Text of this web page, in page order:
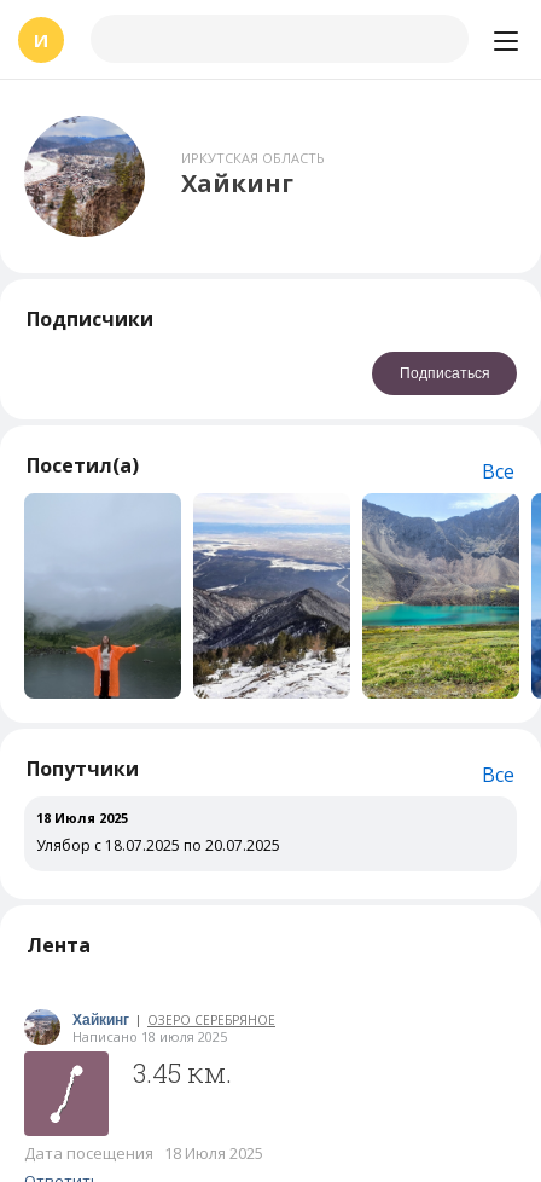
И
ИРКУТСКАЯ ОБЛАСТЬ
Хайкинг
Подписчики
Подписаться
Посетил(а) Все
Попутчики Все
18 Июля 2025
Улябор с 18.07.2025 по 20.07.2025
Лента
Хайкинг | ОЗЕРО СЕРЕБРЯНОЕ
Написано 18 июля 2025
3.45 км.
Дата посещения 18 Июля 2025